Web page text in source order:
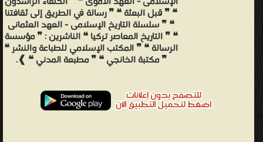
❝ ❞ قبل البعثة ❝ ❞ رسالة في الطريق إلى ثقافتنا
❝ ❞ سلسلة التاريخ الإسلامى - العهد العثمانى
❝ ❞ التاريخ المعاصر تركيا ❝ الناشرين : ❞ مؤسسة
الرسالة ❝ ❞ المكتب الإسلامي للطباعة والنشر ❝
❞ مكتبة الخانجي ❝ ❞ مطبعة المدني ❝ ❱.